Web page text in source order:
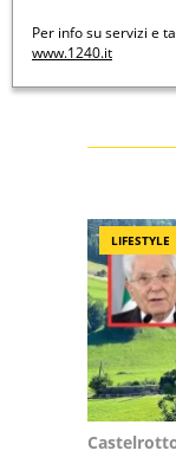
Per info su servizi e
www.1240.it
LIFESTYLE